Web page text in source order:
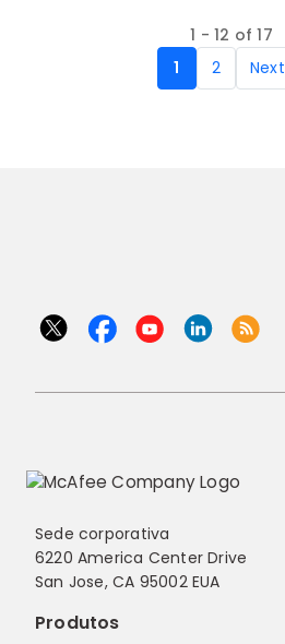
1 - 12 of 17
1
2 Next
Sede corporativa
6220 America Center Drive
San Jose, CA 95002 EUA
Produtos